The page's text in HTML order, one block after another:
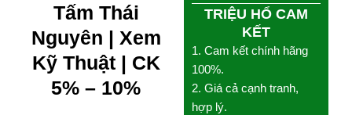
Tấm Thái
Nguyên | Xem
Kỹ Thuật| CK
5% – 10%
TRIỆU HỔ CAM
KẾT
1. Cam kết chính hãng
100%.
2. Giá cả cạnh tranh,
hợp lý.